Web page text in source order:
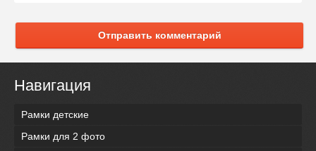
Отправить комментарий
Навигация
Рамки детские
Рамки для 2 фото